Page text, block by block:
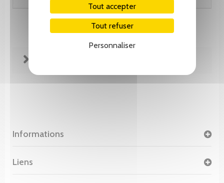
Tout accepter
Tout refuser
Personnaliser
Informations
Liens